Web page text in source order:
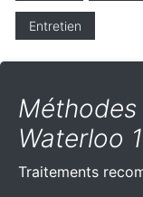
Entretien
Waterloo
Traitements